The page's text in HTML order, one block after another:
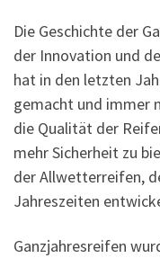
Die Geschichte der
der Innovation und
hat in den letzten
gemacht und immer
die Qualität der
mehr Sicherheit zu
der Allwetterreifen,
Jahreszeiten
Ganzjahresreifen